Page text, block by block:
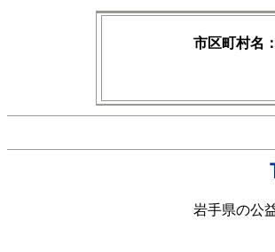
市区町村名：
岩手県の公